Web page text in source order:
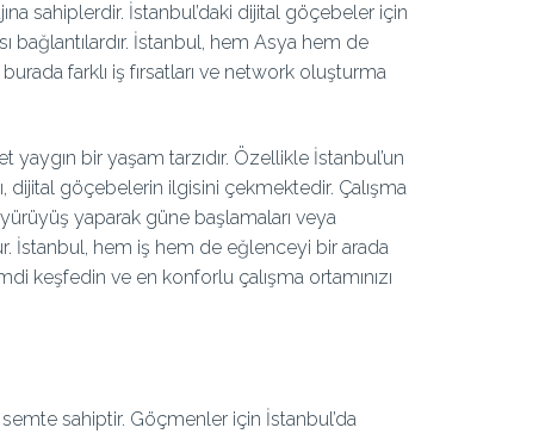
sahiplerdir. İstanbul’daki dijital göçebeler için
bağlantılardır. İstanbul, hem Asya hem de
farklı iş fırsatları ve network oluşturma
bir yaşam tarzıdır. Özellikle İstanbul’un
göçebelerin ilgisini çekmektedir. Çalışma
yaparak güne başlamaları veya
İstanbul, hem iş hem de eğlenceyi bir arada
keşfedin ve en konforlu çalışma ortamınızı
sahiptir. Göçmenler için İstanbul’da